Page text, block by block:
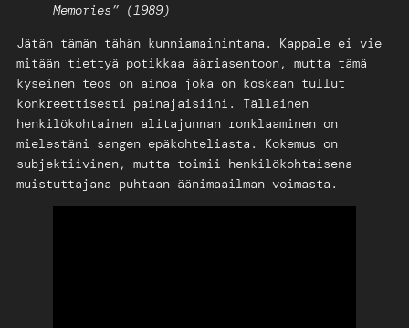
Memories” (1989)
Jätän tämän tähän kunniamainintana. Kappale ei vie
mitään tiettyä potikkaa ääriasentoon, mutta tämä
kyseinen teos on ainoa joka on koskaan tullut
konkreettisesti painajaisiini. Tällainen
henkilökohtainen alitajunnan ronklaaminen on
mielestäni sangen epäkohteliasta. Kokemus on
subjektiivinen, mutta toimii henkilökohtaisena
muistuttajana puhtaan äänimaailman voimasta.